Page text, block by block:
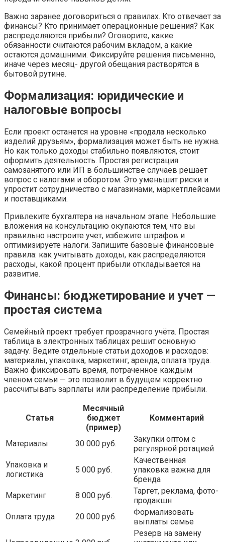
Важно заранее договориться о правилах. Кто отвечает за
финансы? Кто принимает операционные решения? Как
распределяются прибыли? Оговорите, какие
обязанности считаются рабочим вкладом, а какие
остаются домашними. Фиксируйте решения письменно,
иначе через месяц- другой обещания растворятся в
бытовой рутине.
Формализация: юридические и
налоговые вопросы
Если проект останется на уровне «продала несколько
изделий друзьям», формализация может быть не нужна.
Но как только доходы стабильно появляются, стоит
оформить деятельность. Простая регистрация
самозанятого или ИП в большинстве случаев решает
вопрос с налогами и оборотом. Это уменьшит риски и
упростит сотрудничество с магазинами, маркетплейсами
и поставщиками.
Привлеките бухгалтера на начальном этапе. Небольшие
вложения на консультацию окупаются тем, что вы
правильно настроите учет, избежите штрафов и
оптимизируете налоги. Запишите базовые финансовые
правила: как учитывать доходы, как распределяются
расходы, какой процент прибыли откладывается на
развитие.
Финансы: бюджетирование и учет —
простая система
Семейный проект требует прозрачного учёта. Простая
таблица в электронных таблицах решит основную
задачу. Ведите отдельные статьи доходов и расходов:
материалы, упаковка, маркетинг, аренда, оплата труда.
Важно фиксировать время, потраченное каждым
членом семьи — это позволит в будущем корректно
рассчитывать зарплаты или распределение прибыли.
Статья
Месячный
бюджет
(пример)
Комментарий
Материалы 30 000 руб.
Закупки оптом с
регулярной ротацией
Упаковка и
логистика
5 000 руб.
Качественная
упаковка важна для
бренда
Маркетинг
8 000 руб.
Таргет, реклама, фото-
продакшн
Оплата труда
20 000 руб.
Формализовать
выплаты семье
Резерв на замену